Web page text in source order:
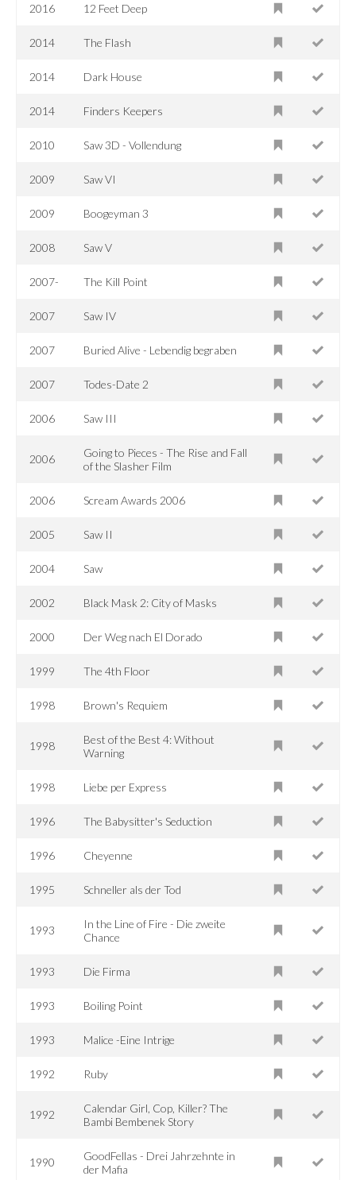
2016 12 Feet Deep
2014 The Flash
2014 Dark House
2014 Finders Keepers
2010 Saw 3D - Vollendung
2009 Saw VI
2009 Boogeyman 3
2008 Saw V
2007- The Kill Point
2007 Saw IV
2007 Buried Alive - Lebendig begraben
2007 Todes-Date 2
2006 Saw III
2006
Going to Pieces - The Rise and Fall
of the Slasher Film
2006 Scream Awards 2006
2005 Saw II
2004 Saw
2002 Black Mask 2: City of Masks
2000 Der Weg nach El Dorado
1999 The 4th Floor
1998 Brown's Requiem
1998
Best of the Best 4: Without
Warning
1998 Liebe per Express
1996 The Babysitter's Seduction
1996 Cheyenne
1995 Schneller als der Tod
1993
In the Line of Fire - Die zweite
Chance
1993 Die Firma
1993 Boiling Point
1993 Malice -Eine Intrige
1992 Ruby
1992
Calendar Girl, Cop, Killer? The
Bambi Bembenek Story
1990
GoodFellas - Drei Jahrzehnte in
der Mafia